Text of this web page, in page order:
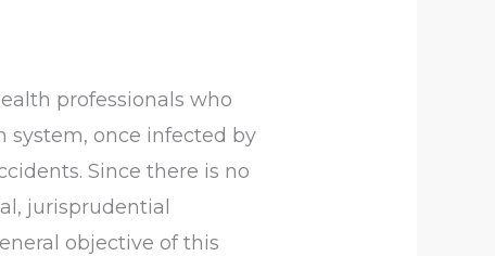
professionals who
system, once infected by
Since there is no
jurisprudential
objective of this